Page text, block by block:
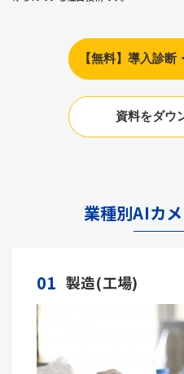
【無料】導入診
資料をダウ
業種別AIカ
01 製造(工場)